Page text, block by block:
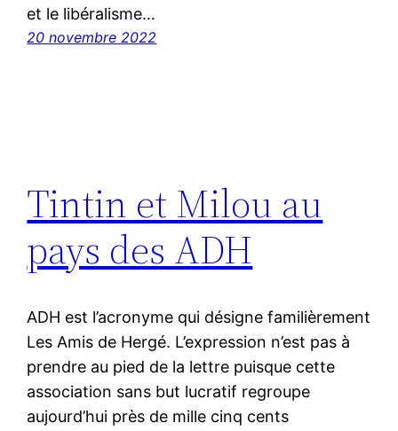
et le libéralisme…
20 novembre 2022
Tintin et Milou au
pays des ADH
ADH est l’acronyme qui désigne familièrement
Les Amis de Hergé. L’expression n’est pas à
prendre au pied de la lettre puisque cette
association sans but lucratif regroupe
aujourd’hui près de mille cinq cents